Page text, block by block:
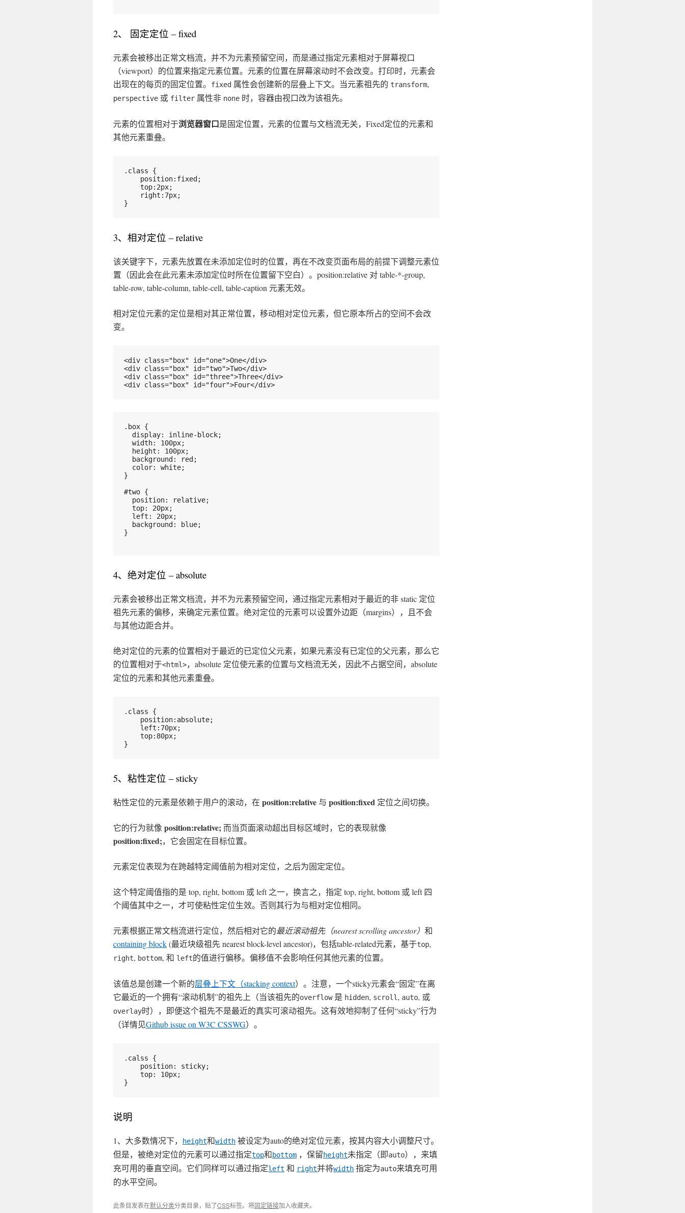
2、 固定定位 – fixed
元素会被移出正常文档流，并不为元素预留空间，而是通过指定元素相对于屏幕视口
（viewport）的位置来指定元素位置。元素的位置在屏幕滚动时不会改变。打印时，元素会
出现在的每页的固定位置。
fixed 属性会创建新的层叠上下文。当元素祖先的 transform,
perspective 或 filter 属性非 none 时，容器由视口改为该祖先。
元素的位置相对于浏览器窗口是固定位置，元素的位置与文档流无关，Fixed定位的元素和
其他元素重叠。
.class {
position:fixed;
top:2px;
right:7px;
}
3、相对定位 – relative
该关键字下，元素先放置在未添加定位时的位置，再在不改变页面布局的前提下调整元素位
置（因此会在此元素未添加定位时所在位置留下空白）。position:relative 对 table-*-group,
table-row, table-column, table-cell, table-caption 元素无效。
相对定位元素的定位是相对其正常位置，移动相对定位元素，但它原本所占的空间不会改
变。
<div class="box" id="one">One</div>
<div class="box" id="two">Two</div>
<div class="box" id="three">Three</div>
<div class="box" id="four">Four</div>
.box {
display: inline-block;
width: 100px;
height: 100px;
background: red;
color: white;
}
#two {
position: relative;
top: 20px;
left: 20px;
background: blue;
}
4、绝对定位 – absolute
元素会被移出正常文档流，并不为元素预留空间，通过指定元素相对于最近的非 static 定位
祖先元素的偏移，来确定元素位置。绝对定位的元素可以设置外边距（margins），且不会
与其他边距合并。
绝对定位的元素的位置相对于最近的已定位父元素，如果元素没有已定位的父元素，那么它
的位置相对于<html>，absolute 定位使元素的位置与文档流无关，因此不占据空间，absolute
定位的元素和其他元素重叠。
.class {
position:absolute;
left:70px;
top:80px;
}
5、粘性定位 – sticky
粘性定位的元素是依赖于用户的滚动，在 position:relative 与 position:fixed 定位之间切换。
它的行为就像 position:relative;而当页面滚动超出目标区域时，它的表现就像
position:fixed;，它会固定在目标位置。
元素定位表现为在跨越特定阈值前为相对定位，之后为固定定位。
这个特定阈值指的是 top, right, bottom 或 left 之一，换言之，指定 top, right, bottom 或 left 四
个阈值其中之一，才可使粘性定位生效。否则其行为与相对定位相同。
元素根据正常文档流进行定位，然后相对它的最近滚动祖先（nearest scrolling ancestor） 和
containing block(最近块级祖先 nearest block-level ancestor)，包括table-related元素，基于top,
right, bottom, 和 left的值进行偏移。偏移值不会影响任何其他元素的位置。
该值总是创建一个新的层叠上下文（stacking context）。注意，一个sticky元素会“固定”在离
它最近的一个拥有“滚动机制”的祖先上（当该祖先的overflow是 hidden, scroll , auto, 或
overlay时），即便这个祖先不是最近的真实可滚动祖先。这有效地抑制了任何“sticky”行为
（详情见Github issue on W3C CSSWG）。
.calss {
position: sticky;
top: 10px;
}
说明
1、大多数情况下， height和width 被设定为auto的绝对定位元素，按其内容大小调整尺寸。
但是，被绝对定位的元素可以通过指定top和bottom ，保留height未指定（即auto），来填
充可用的垂直空间。它们同样可以通过指定left 和 right并将width 指定为auto来填充可用
的水平空间。
此条目发表在默认分类分类目录，贴了CSS标签。将固定链接加入收藏夹。